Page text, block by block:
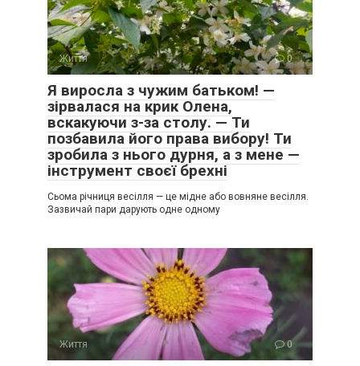
Життя 0
Я виросла з чужим батьком! —
зірвалася на крик Олена,
вскакуючи з-за столу. — Ти
позбавила його права вибору! Ти
зробила з нього дурня, а з мене —
інструмент своєї брехні
Сьома річниця весілля — це мідне або вовняне весілля.
Зазвичай пари дарують одне одному
Життя 0